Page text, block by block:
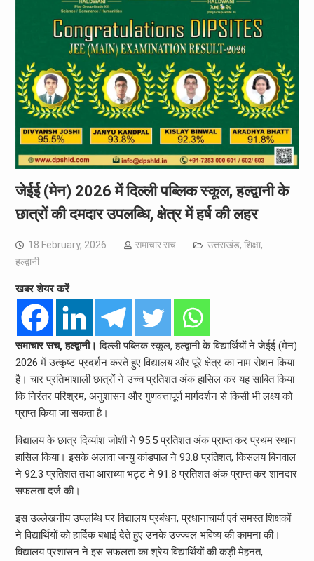
जेईई (मेन) 2026 में दिल्ली पब्लिक स्कूल, हल्द्वानी के
छात्रों की दमदार उपलब्धि, क्षेत्र में हर्ष की लहर
18 February, 2026 समाचार सच उत्तराखंड, शिक्षा,
हल्द्वानी
खबर शेयर करें
समाचार सच, हल्द्वानी। दिल्ली पब्लिक स्कूल, हल्द्वानी के विद्यार्थियों ने जेईई (मेन)
2026 में उत्कृष्ट प्रदर्शन करते हुए विद्यालय और पूरे क्षेत्र का नाम रोशन किया
है। चार प्रतिभाशाली छात्रों ने उच्च प्रतिशत अंक हासिल कर यह साबित किया
कि निरंतर परिश्रम, अनुशासन और गुणवत्तापूर्ण मार्गदर्शन से किसी भी लक्ष्य को
प्राप्त किया जा सकता है।
विद्यालय के छात्र दिव्यांश जोशी ने 95.5 प्रतिशत अंक प्राप्त कर प्रथम स्थान
हासिल किया। इसके अलावा जन्यु कांडपाल ने 93.8 प्रतिशत, किसलय बिनवाल
ने 92.3 प्रतिशत तथा आराध्या भट्ट ने 91.8 प्रतिशत अंक प्राप्त कर शानदार
सफलता दर्ज की।
इस उल्लेखनीय उपलब्धि पर विद्यालय प्रबंधन, प्रधानाचार्या एवं समस्त शिक्षकों
ने विद्यार्थियों को हार्दिक बधाई देते हुए उनके उज्ज्वल भविष्य की कामना की।
विद्यालय प्रशासन ने इस सफलता का श्रेय विद्यार्थियों की कड़ी मेहनत,